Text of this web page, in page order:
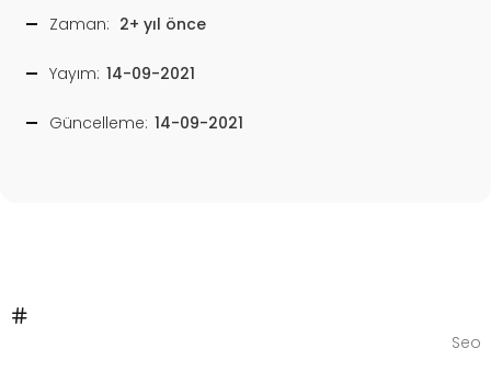
Zaman: 2+ yıl önce
Yayım: 14-09-2021
Güncelleme: 14-09-2021
Seo